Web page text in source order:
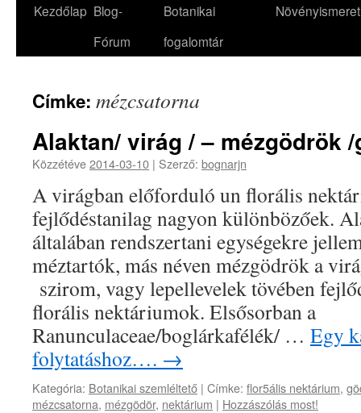
Kezdőlap Blog-
Fórum
Botanikai
fogalomtár
Növényismeret
Címke: mézcsatorna
Alaktan/ virág / – mézgödrök
Közzétéve2014-03-10 | Szerző: bognarjn
A virágban előforduló un florális
fejlődéstanilag nagyon különbözőek.
általában rendszertani egységekre
méztartók, más néven mézgödrök a
szirom, vagy lepellevelek tövében
florális nektáriumok. Elsősorban a
Ranunculaceae/boglárkafélék/ … Egy
folytatáshoz…. →
Kategória: Botanikai szemléltető | Címke: flor5ális nektárium,
mézcsatorna, mézgödör, nektárium | Hozzászólás most!